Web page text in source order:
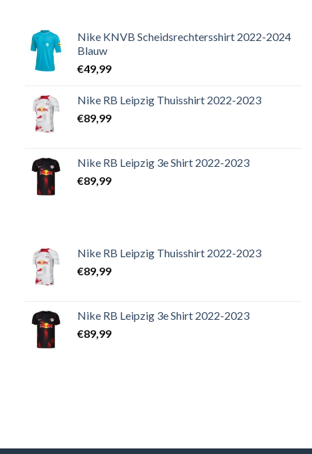
Nike KNVB Scheidsrechtersshirt 2022-2024
Blauw
€49,99
Nike RB Leipzig Thuisshirt 2022-2023
€89,99
Nike RB Leipzig 3e Shirt 2022-2023
€89,99
Nike RB Leipzig Thuisshirt 2022-2023
€89,99
Nike RB Leipzig 3e Shirt 2022-2023
€89,99